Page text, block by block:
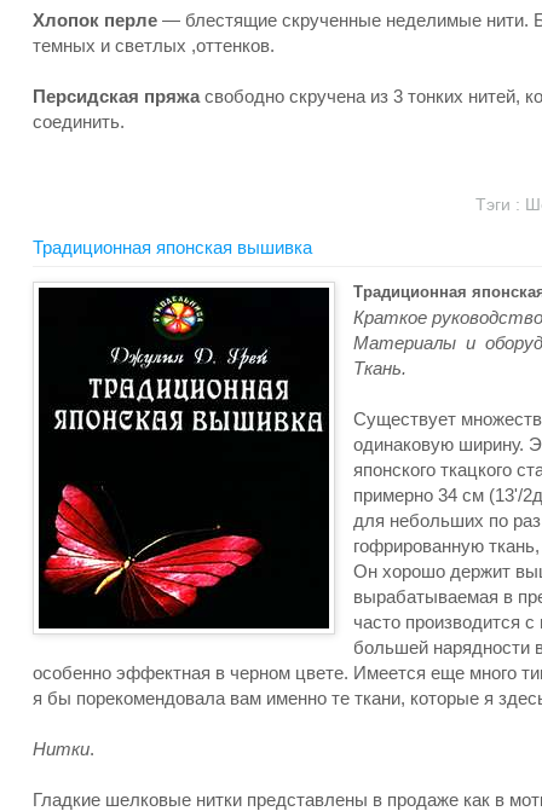
Хлопок перле — блестящие скрученные неделимые нити.
темных и светлых ,оттенков.
Персидская пряжасвободно скручена из 3 тонких нитей,
соединить.
Тэги :
Традиционная японская вышивка
Традиционная
Краткое
Материалы и
Ткань.
Существует
одинаковую ширину.
японского ткацкого
примерно 34 см (13'/
для небольших по
гофрированную
Он хорошо держит
вырабатываемая в
часто производится
большей нарядности
особенно эффектная в черном цвете. Имеется еще много
я бы порекомендовала вам именно те ткани, которые я
Нитки.
Гладкие шелковые нитки представлены в продаже как в